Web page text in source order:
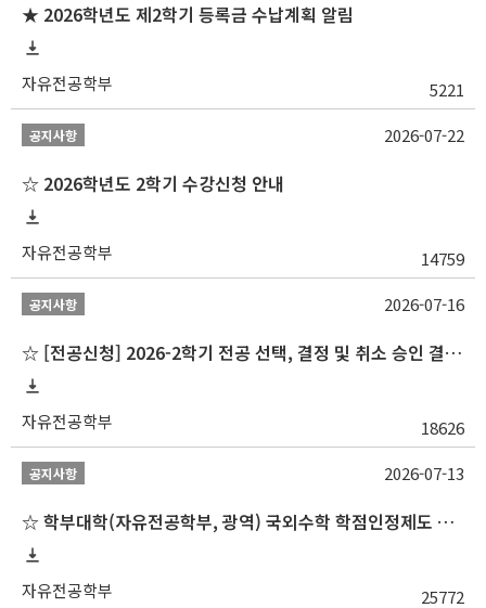
★ 2026학년도 제2학기 등록금 수납계획 알림
자유전공학부 5221
공지사항
☆ 2026학년도 2학기 수강신청 안내
자유전공학부 14759
2026-07-22
공지사항
☆ [전공신청] 2026-2학기 전공 선택, 결정 및 취소 승인 결과 알림(심화전공 포함)
자유전공학부 18626
2026-07-16
공지사항
☆ 학부대학(자유전공학부, 광역) 국외수학 학점인정제도 변경 안내(2027-1학기 파견학생부터)
자유전공학부 25772
2026-07-13